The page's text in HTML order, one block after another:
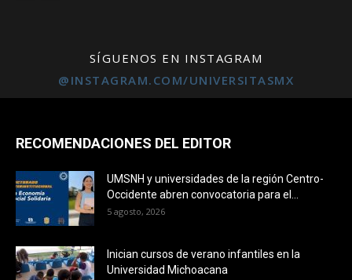
SÍGUENOS EN INSTAGRAM
@INSTAGRAM.COM/UNIVERSITASMX
RECOMENDACIONES DEL EDITOR
UMSNH y universidades de la región Centro-
Occidente abren convocatoria para el...
5 agosto, 2026
Inician cursos de verano infantiles en la
Universidad Michoacana